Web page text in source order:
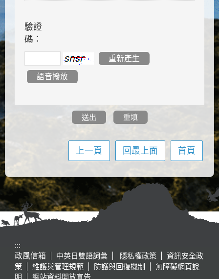
驗證
碼：
上一頁 回最上面 首頁
:::
政風信箱
中英日雙語詞彙 隱私權政策
資訊安全政
策
維護與管理規範 防護與回復機制
無障礙網頁說
明
網站資料開放宣告